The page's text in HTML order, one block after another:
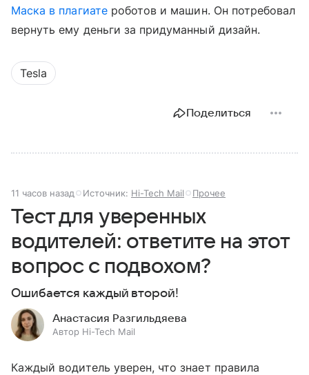
Маска в плагиатероботов и машин. Он потребовал
вернуть ему деньги за придуманный дизайн.
Tesla
Поделиться
11 часов назад Источник: Hi-Tech Mail Прочее
Тест для уверенных
водителей: ответите на этот
вопрос с подвохом?
Ошибается каждый второй!
Анастасия Разгильдяева
Автор Hi-Tech Mail
Каждый водитель уверен, что знает правила